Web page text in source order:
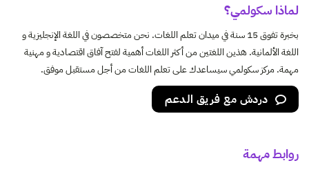
روابط مهمة
لماذا سكولمي؟
بخبرة تفوق 15 سنة في ميدان تعلم اللغات. نحن متخصصون في اللغة الإنجليزية و
اللغة الألمانية. هذين اللغتين من أكثر اللغات أهمية لفتح آفاق اقتصادية و مهنية
مهمة. مركز سكولمي سيساعدك على تعلم اللغات من أجل مستقبل موفق.
دردش مع فريق الدعم